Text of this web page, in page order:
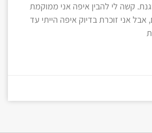
קשה לי להבין איפה אני ממוקמת
אני זוכרת בדיוק איפה הייתי עד